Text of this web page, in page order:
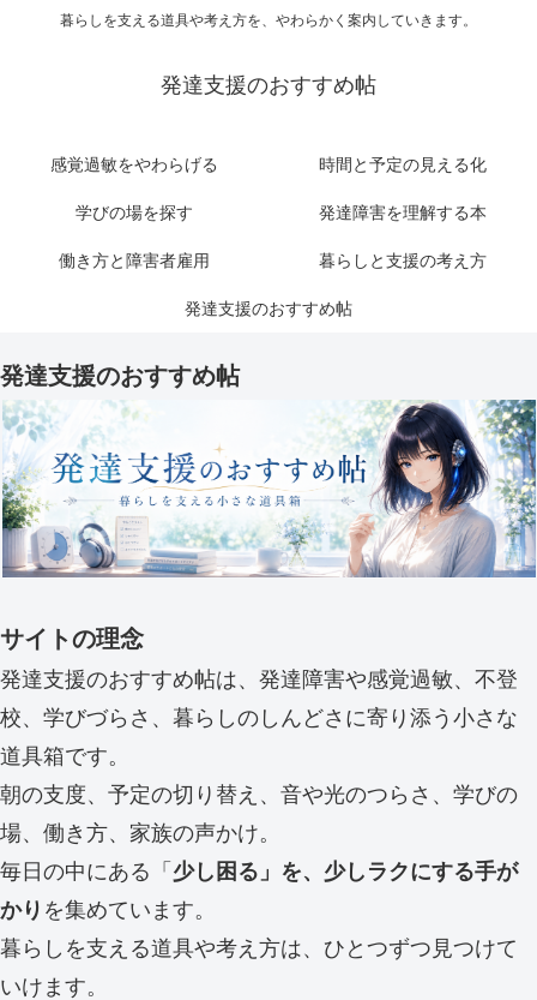
暮らしを支える道具や考え方を、やわらかく案内していきます。
発達支援のおすすめ帖
感覚過敏をやわらげる 時間と予定の見える化
学びの場を探す 発達障害を理解する本
働き方と障害者雇用 暮らしと支援の考え方
発達支援のおすすめ帖
発達支援のおすすめ帖
サイトの理念
発達支援のおすすめ帖は、発達障害や感覚過敏、不登
校、学びづらさ、暮らしのしんどさに寄り添う小さな
道具箱です。
朝の支度、予定の切り替え、音や光のつらさ、学びの
場、働き方、家族の声かけ。
毎日の中にある「 少し困る」を、少しラクにする手が
かり を集めています。
暮らしを支える道具や考え方は、ひとつずつ見つけて
いけます。